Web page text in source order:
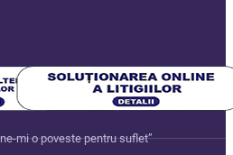
mi o poveste pentru suflet”